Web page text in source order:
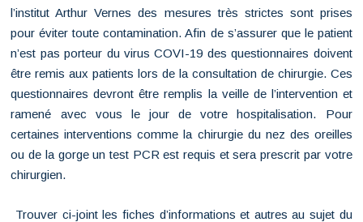
l’institut Arthur Vernes des mesures très strictes sont prises
pour éviter toute contamination. Afin de s’assurer que le patient
n’est pas porteur du virus COVI-19 des questionnaires doivent
être remis aux patients lors de la consultation de chirurgie. Ces
questionnaires devront être remplis la veille de l’intervention et
ramené avec vous le jour de votre hospitalisation. Pour
certaines interventions comme la chirurgie du nez des oreilles
ou de la gorge un test PCR est requis et sera prescrit par votre
chirurgien.
Trouver ci-joint les fiches d’informations et autres au sujet du